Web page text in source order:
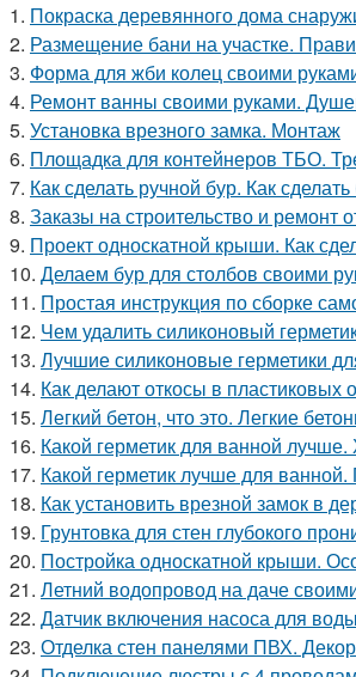
1. Покраска деревянного дома
2. Размещение бани на участке.
3. Форма для жби колец своими
4. Ремонт ванны своими руками.
5. Установка врезного замка. Монтаж
6. Площадка для контейнеров ТБО.
7. Как сделать ручной бур. Как
8. Заказы на строительство и ремонт
9. Проект односкатной крыши. Как
10. Делаем бур для столбов своими
11. Простая инструкция по сборке
12. Чем удалить силиконовый
13. Лучшие силиконовые герметики
14. Как делают откосы в пластиковых
15. Легкий бетон, что это. Легкие
16. Какой герметик для ванной
17. Какой герметик лучше для
18. Как установить врезной замок в
19. Грунтовка для стен глубокого
20. Постройка односкатной крыши.
21. Летний водопровод на даче
22. Датчик включения насоса для
23. Отделка стен панелями ПВХ.